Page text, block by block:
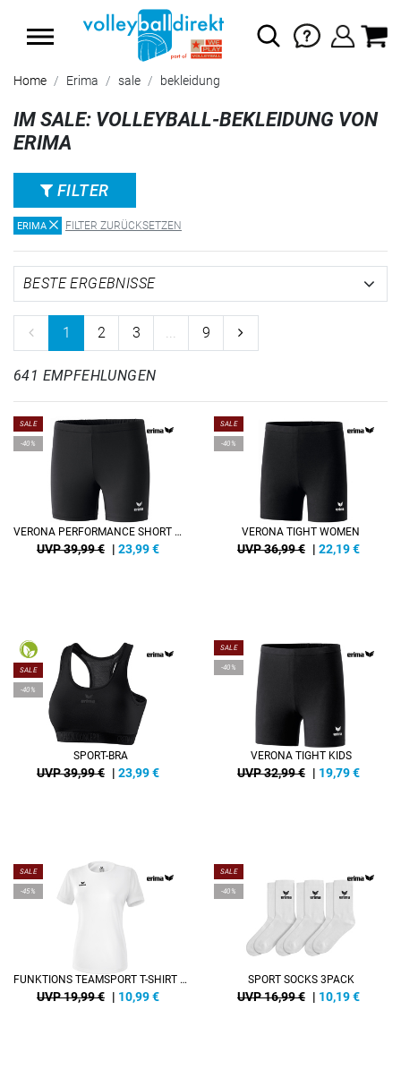
SUMMER SALE: SPARE BIS ZU 65%
Home Erima sale bekleidung
IM SALE: VOLLEYBALL-BEKLEIDUNG VON
ERIMA
FILTER
ERIMA FILTER ZURÜCKSETZEN
1 2 3 ... 9
641 EMPFEHLUNGEN
SALE
-40%
VERONA PERFORMANCE SHORT DAMEN
UVP 39,99 € | 23,99€
SALE
-40%
VERONA TIGHT WOMEN
UVP 36,99 € | 22,19€
SALE
-40%
SPORT-BRA
UVP 39,99 € | 23,99€
SALE
-40%
VERONA TIGHT KIDS
UVP 32,99 € | 19,79€
SALE
-45%
FUNKTIONS TEAMSPORT T-SHIRT DAMEN
UVP 19,99 € | 10,99€
SALE
-40%
SPORT SOCKS 3PACK
UVP 16,99 € | 10,19€